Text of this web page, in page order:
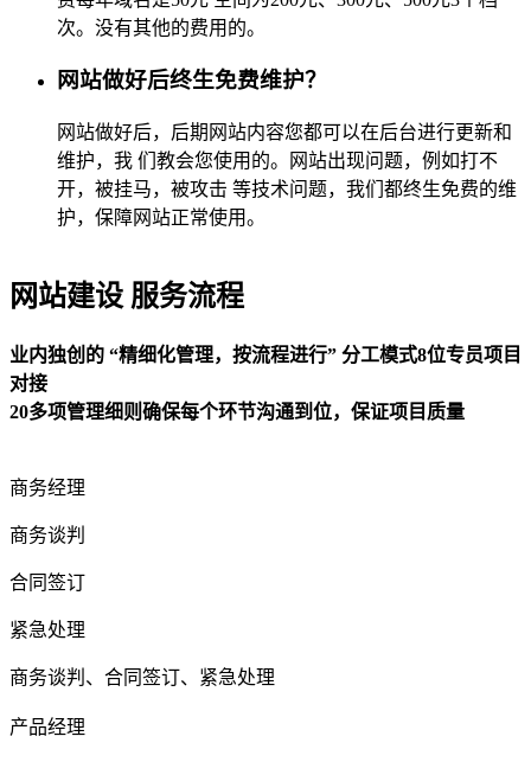
次。没有其他的费用的。
网站做好后终生免费维护？
网站做好后，后期网站内容您都可以在后台进行更新和
维护，我 们教会您使用的。网站出现问题，例如打不
开，被挂马，被攻击 等技术问题，我们都终生免费的维
护，保障网站正常使用。
网站建设 服务流程
业内独创的 “精细化管理，按流程进行” 分工模式8位专员项目
对接
20多项管理细则确保每个环节沟通到位，保证项目质量
商务经理
商务谈判
合同签订
紧急处理
商务谈判、合同签订、紧急处理
产品经理